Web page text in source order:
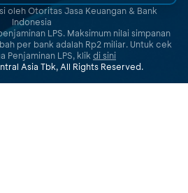
oleh Otoritas Jasa Keuangan & Bank
Indonesia
LPS. Maksimum nilai simpanan
per bank adalah Rp2 miliar. Untuk cek
Penjaminan LPS, klik di sini
Asia Tbk, All Rights Reserved.